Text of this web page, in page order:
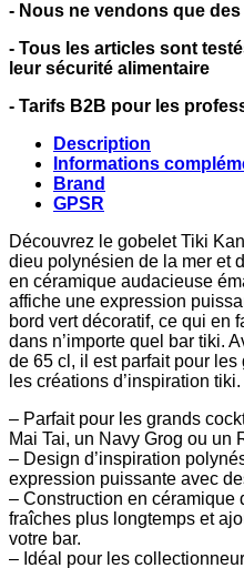
- Nous ne vendons que
- Tous les articles sont
leur sécurité alimentaire
- Tarifs B2B pour les
Description
Informations
Brand
GPSR
Découvrez le gobelet Tiki
dieu polynésien de la mer et
en céramique audacieuse
affiche une expression
bord vert décoratif, ce qui en
dans n’importe quel bar tiki.
de 65 cl, il est parfait pour
les créations d’inspiration tiki.
– Parfait pour les grands
Mai Tai, un Navy Grog ou un
– Design d’inspiration
expression puissante avec
– Construction en céramique
fraîches plus longtemps et
votre bar.
– Idéal pour les